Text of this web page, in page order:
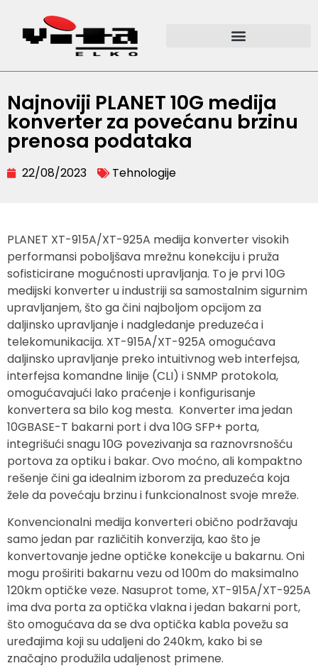
Najnoviji PLANET 10G medija
konverter za povećanu brzinu
prenosa podataka
22/08/2023 Tehnologije
PLANET XT-915A/XT-925A medija konverter visokih
performansi poboljšava mrežnu konekciju i pruža
sofisticirane mogućnosti upravljanja. To je prvi 10G
medijski konverter u industriji sa samostalnim sigurnim
upravljanjem, što ga čini najboljom opcijom za
daljinsko upravljanje i nadgledanje preduzeća i
telekomunikacija. XT-915A/XT-925A omogućava
daljinsko upravljanje preko intuitivnog web interfejsa,
interfejsa komandne linije (CLI) i SNMP protokola,
omogućavajući lako praćenje i konfigurisanje
konvertera sa bilo kog mesta. Konverter ima jedan
10GBASE-T bakarni port i dva 10G SFP+ porta,
integrišući snagu 10G povezivanja sa raznovrsnošću
portova za optiku i bakar. Ovo moćno, ali kompaktno
rešenje čini ga idealnim izborom za preduzeća koja
žele da povećaju brzinu i funkcionalnost svoje mreže.
Konvencionalni medija konverteri obično podržavaju
samo jedan par različitih konverzija, kao što je
konvertovanje jedne optičke konekcije u bakarnu. Oni
mogu proširiti bakarnu vezu od 100m do maksimalno
120km optičke veze. Nasuprot tome, XT-915A/XT-925A
ima dva porta za optička vlakna i jedan bakarni port,
što omogućava da se dva optička kabla povežu sa
uređajima koji su udaljeni do 240km, kako bi se
značajno produžila udaljenost primene.